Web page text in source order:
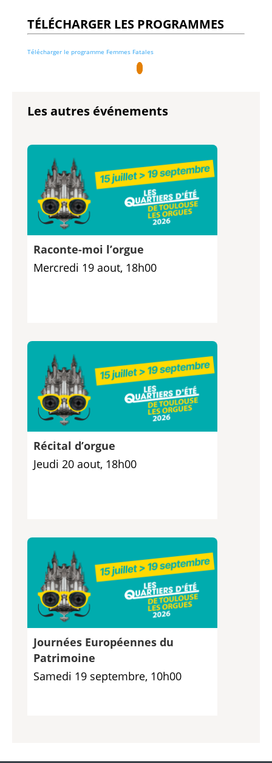
TÉLÉCHARGER LES PROGRAMMES
Télécharger le programme Femmes Fatales
Les autres événements
Raconte-moi l’orgue
Mercredi 19 aout, 18h00
Récital d’orgue
Jeudi 20 aout, 18h00
Journées Européennes du
Patrimoine
Samedi 19 septembre, 10h00